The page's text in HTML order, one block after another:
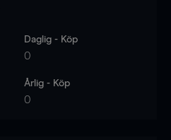
Daglig - Köp
0
Årlig - Köp
0